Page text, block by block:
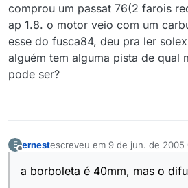
comprou um passat 76(2 farois
ap 1.8. o motor veio com um
esse do fusca84, deu pra ler
alguém tem alguma pista de qual
pode ser?
E ernestescreveu em 9 de jun. de 2005
última edição por
a borboleta é 40mm, mas o